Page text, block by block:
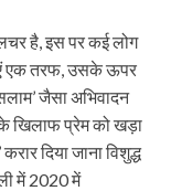
है, इस पर कई लोग
एक तरफ, उसके ऊपर
जैसा अभिवादन
खिलाफ प्रेम को खड़ा
दिया जाना विशुद्ध
में 2020 में